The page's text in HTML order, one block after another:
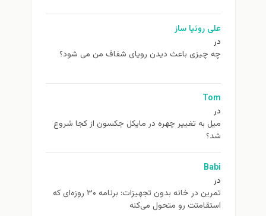
علی روئیا ساز
در
چه چیزی باعث دیدن رویای شفاف من می شود؟
Tom
در
ميل به تغيير چهره در مایکل جکسون از كجا شروع
شد؟
Babi
در
تمرین در خانه بدون تجهیزات: برنامه ۳۰ روزه‌ای که
استقامتت رو متحول می‌کنه